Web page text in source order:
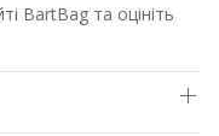
BartBag та оцініть